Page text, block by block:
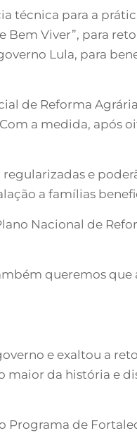
técnica para a
Viver”, para
Lula, para
de Reforma
a medida, após
e
a famílias
Nacional de
queremos que
e exaltou a
maior da história e
Programa de